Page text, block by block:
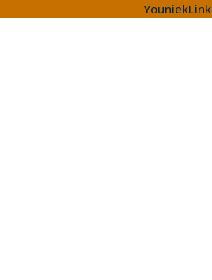
YouniekLink